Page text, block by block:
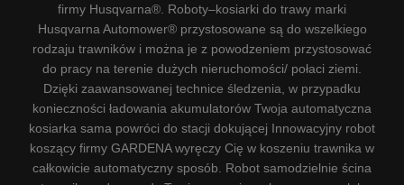
firmy Husqvarna®. Roboty–kosiarki do trawy marki
Husqvarna Automower® przystosowane są do wszelkiego
rodzaju trawników i można je z powodzeniem przystosować
do pracy na terenie dużych nieruchomości/ połaci ziemi.
Dzięki zaawansowanej technice śledzenia, w przypadku
konieczności ładowania akumulatorów Twoja automatyczna
kosiarka sama powróci do stacji dokującej Innowacyjny robot
koszący firmy GARDENA wyręczy Cię w koszeniu trawnika w
całkowicie automatyczny sposób. Robot samodzielnie ścina